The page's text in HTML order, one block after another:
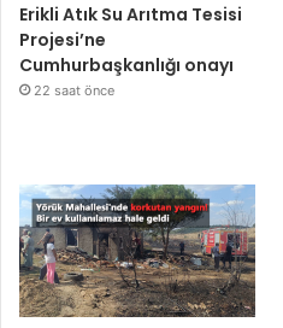
Erikli Atık Su Arıtma Tesisi
Projesi’ne
Cumhurbaşkanlığı onayı
22 saat önce